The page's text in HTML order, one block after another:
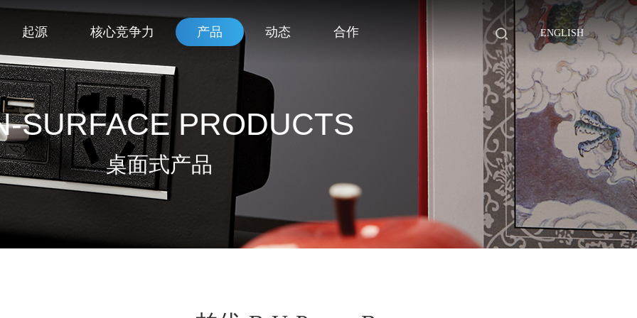
ENGLISH
起源 核心竞争力 产品 动态 合作
SURFACE PRODUCTS
桌面式产品